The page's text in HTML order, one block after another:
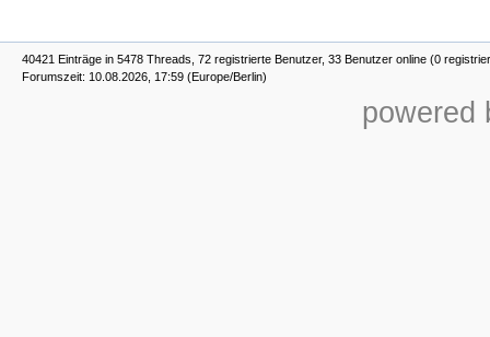
40421 Einträge in 5478 Threads, 72 registrierte Benutzer, 33 Benutzer online (0
Forumszeit: 10.08.2026, 17:59 (Europe/Berlin)
powered